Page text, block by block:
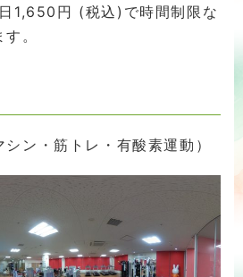
1,650円 (税込)で時間制限な
。
ン・筋トレ・有酸素運動）